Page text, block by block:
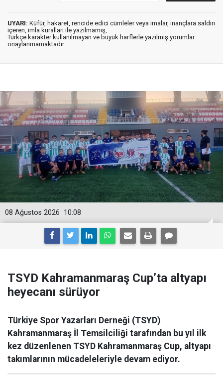
UYARI: Küfür, hakaret, rencide edici cümleler veya imalar, inançlara saldırı
içeren, imla kuralları ile yazılmamış,
Türkçe karakter kullanılmayan ve büyük harflerle yazılmış yorumlar
onaylanmamaktadır.
10:08
08 Ağustos 2026
TSYD Kahramanmaraş Cup’ta altyapı
heyecanı sürüyor
Türkiye Spor Yazarları Derneği (TSYD)
Kahramanmaraş İl Temsilciliği tarafından bu yıl ilk
kez düzenlenen TSYD Kahramanmaraş Cup, altyapı
takımlarının mücadeleleriyle devam ediyor.